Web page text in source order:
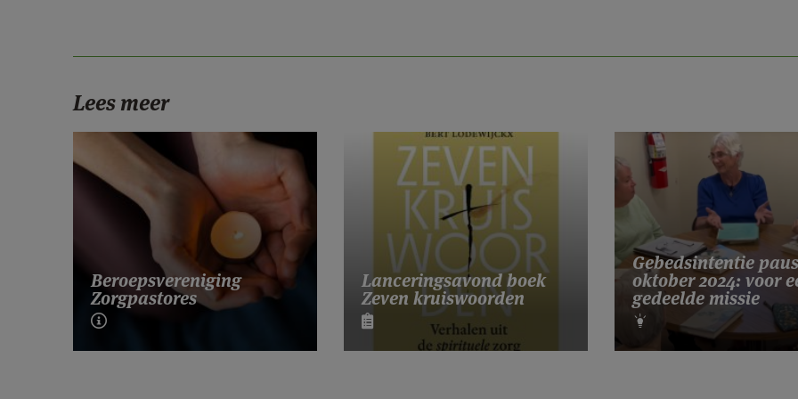
Lees meer
Beroepsvereniging
Zorgpastores
Lanceringsavond boek
Zeven kruiswoorden
Gebedsintentie paus
oktober 2024: voor
gedeelde missie